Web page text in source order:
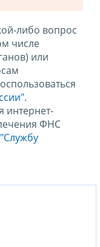
либо вопрос
числе
или
.
интернет-
ФНС
"Службу